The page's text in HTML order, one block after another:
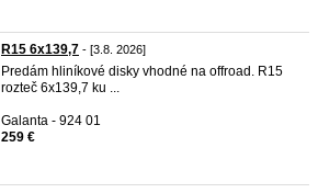
R15 6x139,7 - [3.8. 2026]
Predám hliníkové disky vhodné na offroad. R15
rozteč 6x139,7 ku ...
Galanta - 924 01
259 €